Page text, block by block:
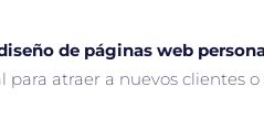
de páginas web
atraer a nuevos clientes